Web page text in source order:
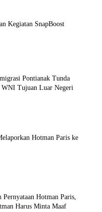
Kegiatan SnapBoost
Pontianak Tunda
WNI Tujuan Luar Negeri
Hotman Paris ke
Pernyataan Hotman Paris,
Harus Minta Maaf